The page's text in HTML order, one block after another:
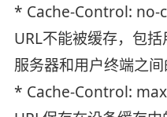
* Cache-Control: no-
URL不能被缓存，包
服务器和用户终端之间
* Cache-Control: